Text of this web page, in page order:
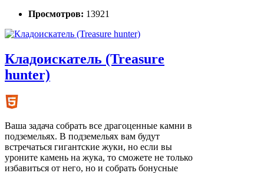
Просмотров: 13921
Кладоискатель (Treasure
hunter)
Ваша задача собрать все драгоценные камни в
подземельях. В подземельях вам будут
встречаться гигантские жуки, но если вы
уроните камень на жука, то сможете не только
избавиться от него, но и собрать бонусные